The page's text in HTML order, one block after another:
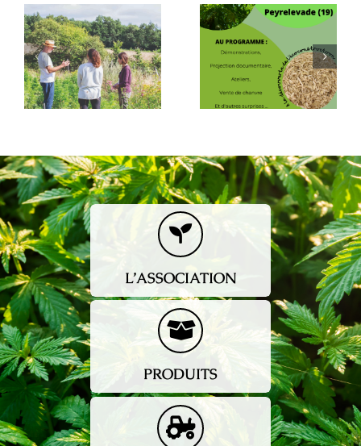
Visite de
Manon
Meunier, la
député nord
Journées du
chanvre à
Peyrelevade
L’ASSOCIATION
PRODUITS